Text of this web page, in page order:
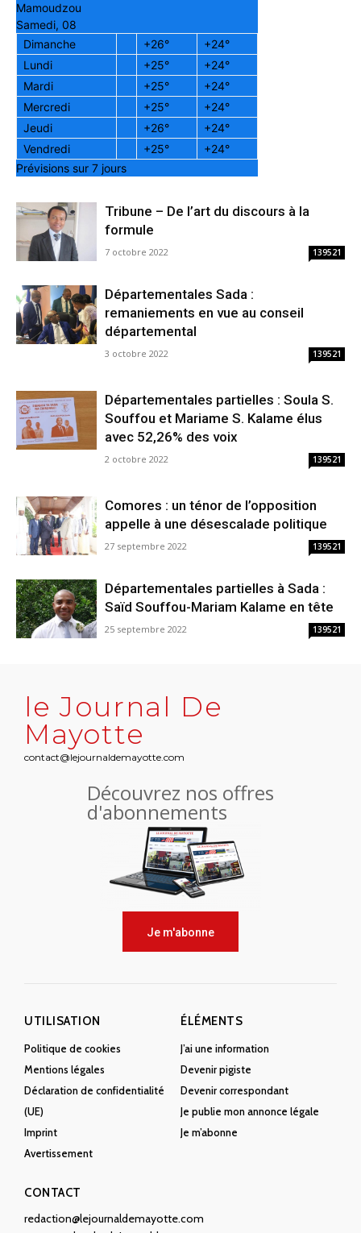
Mamoudzou
Samedi, 08
Dimanche
+26° +24°
Lundi
+25° +24°
Mardi
+25° +24°
Mercredi
+25° +24°
Jeudi
+26° +24°
Vendredi
+25° +24°
Prévisions sur 7 jours
Tribune – De l’art du discours à la
formule
7 octobre 2022 139521
Départementales Sada :
remaniements en vue au conseil
départemental
3 octobre 2022 139521
Départementales partielles : Soula S.
Souffou et Mariame S. Kalame élus
avec 52,26% des voix
2 octobre 2022 139521
Comores : un ténor de l’opposition
appelle à une désescalade politique
27 septembre 2022 139521
Départementales partielles à Sada :
Saïd Souffou-Mariam Kalame en tête
25 septembre 2022 139521
le Journal De
Mayotte
contact@lejournaldemayotte.com
Découvrez nos offres
d'abonnements
Je m'abonne
UTILISATION
Politique de cookies
Mentions légales
Déclaration de confidentialité
(UE)
Imprint
Avertissement
ÉLÉMENTS
J’ai une information
Devenir pigiste
Devenir correspondant
Je publie mon annonce légale
Je m’abonne
CONTACT
redaction@lejournaldemayotte.com